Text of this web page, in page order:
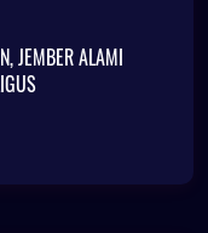
JEMBER ALAMI